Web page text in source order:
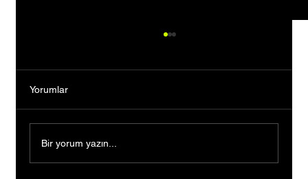
Yorumlar
Bir yorum yazın...